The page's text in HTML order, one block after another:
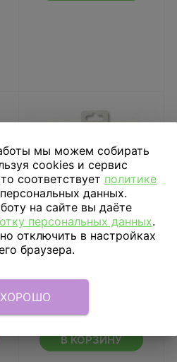
кекса Маша и Медведь
287
В КОРЗИНУ
мы можем собирать
cookies и сервис
соответствует политике
данных.
на сайте вы даёте
персональных данных.
отключить в настройках
браузера.
ХОРОШО